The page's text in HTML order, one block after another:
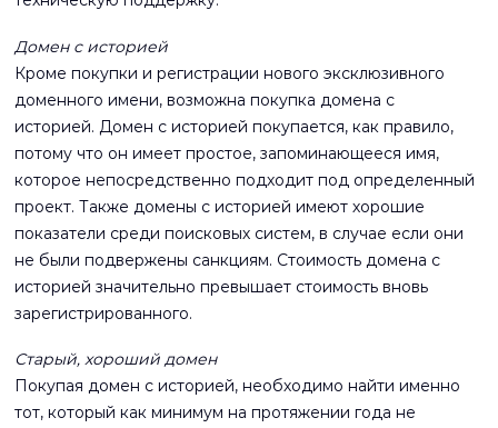
Домен с историей
Кроме покупки и регистрации нового эксклюзивного
доменного имени, возможна покупка домена с
историей. Домен с историей покупается, как правило,
потому что он имеет простое, запоминающееся имя,
которое непосредственно подходит под определенный
проект. Также домены с историей имеют хорошие
показатели среди поисковых систем, в случае если они
не были подвержены санкциям. Стоимость домена с
историей значительно превышает стоимость вновь
зарегистрированного.
Старый, хороший домен
Покупая домен с историей, необходимо найти именно
тот, который как минимум на протяжении года не